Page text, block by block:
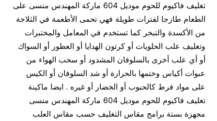
تغليف فاكيوم للحوم موديل 604 ماركة المهندس منسى على
الطعام طازجا لفترات طويلة فهي تحمى الأطعمة في الثلاجة
من الأكسدة والتبخر كما تستخدم في المعامل والمختبرات
وتغليف علب الحلويات أو كرتون الهدايا أو العطور أو السواك
أو أي علب أخرى بالسلوفان المشدود أو سحب الهواء من
عبوات أكياس وختمها بالحرارة أو شد السلوفان أو الكيس
على مواد فرط كالحبوب أو الخضار أو غيره . ايضا ماكينة
تغليف فاكيوم للحوم موديل 604 ماركة المهندس منسى
مجهزة بستة برامج مقاس التغليف حسب مقاس العلب